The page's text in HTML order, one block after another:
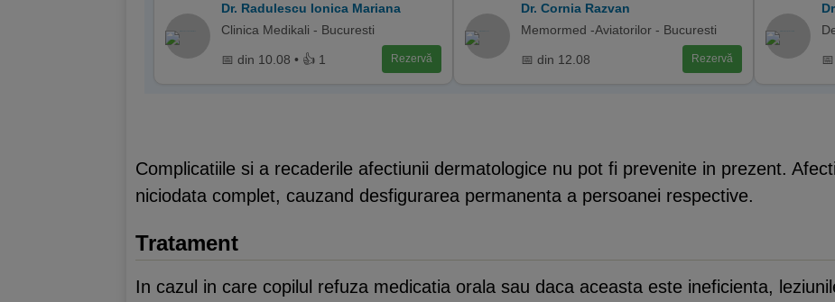
Dr. Radulescu Ionica Mariana
Clinica Medikali - Bucuresti
📅 din 10.08 • 👍 1 Rezervă
Dr. Cornia Razvan
Memormed -Aviatorilor - Bucuresti
📅 din 12.08 Rezervă
Complicatiile si a recaderile afectiunii dermatologice nu pot fi prevenite in prezent.
niciodata complet, cauzand desfigurarea permanenta a persoanei respective.
Tratament
In cazul in care copilul refuza medicatia orala sau daca aceasta este ineficienta,